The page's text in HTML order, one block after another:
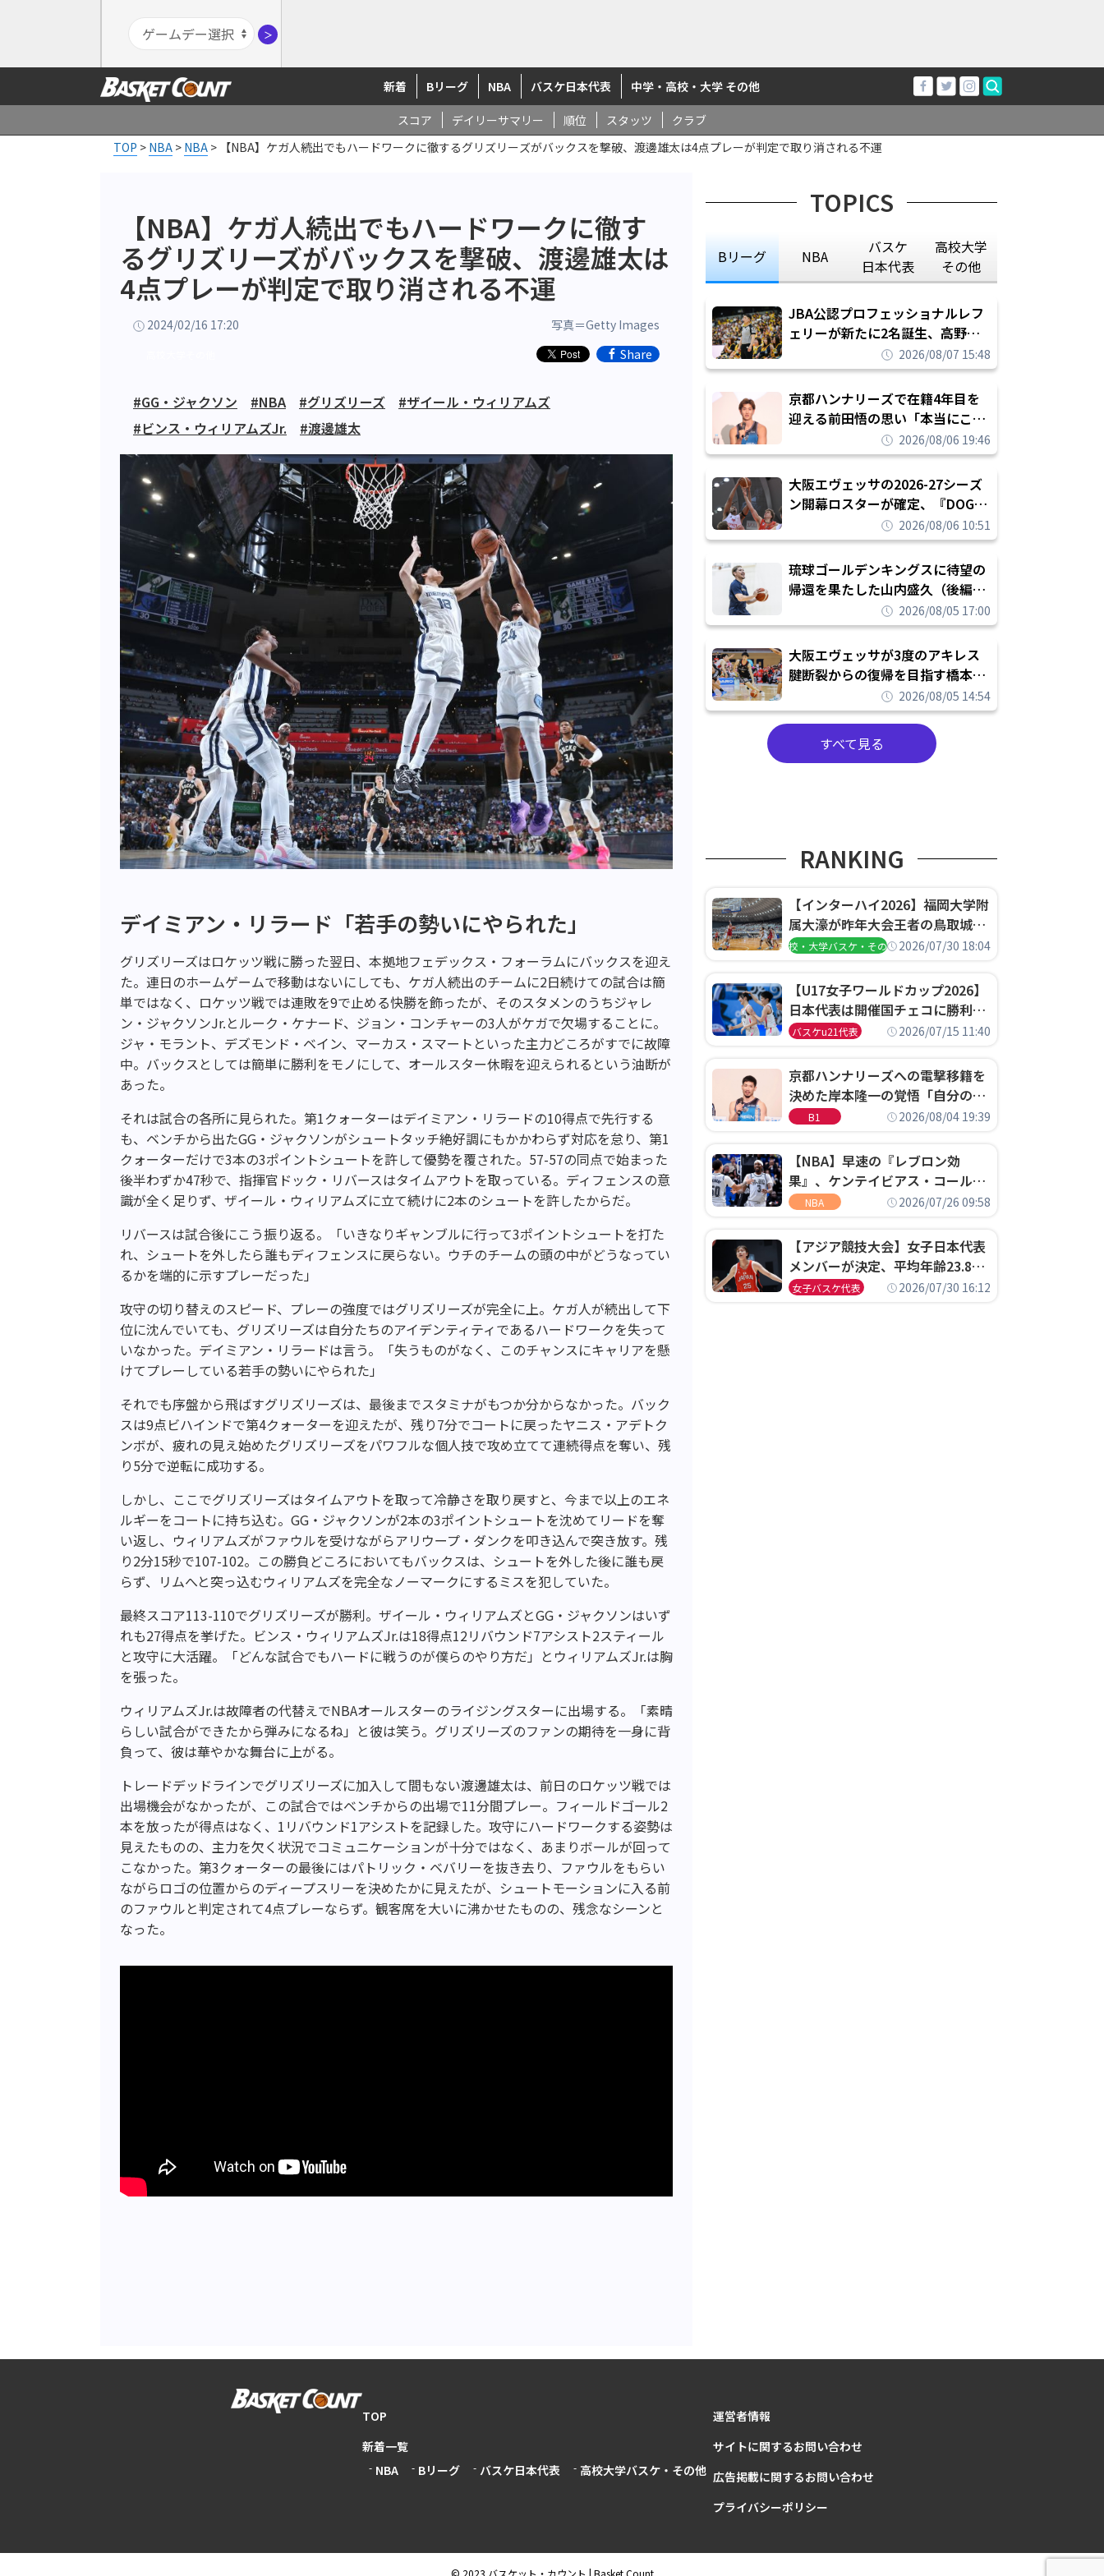
＞
新着 Bリーグ NBA バスケ日本代表 中学・高校・大学 その他
スコア デイリーサマリー 順位 スタッツ
クラブ
TOP > NBA > NBA > 【NBA】ケガ人続出でもハードワークに徹するグリズリーズがバックスを撃破、渡邊雄太は4点プレーが判定で取り消される不運
【NBA】ケガ人続出でもハードワークに徹す
るグリズリーズがバックスを撃破、渡邊雄太は
4点プレーが判定で取り消される不運
2024/02/16 17:20 写真＝Getty Images
Share
#GG・ジャクソン #NBA #グリズリーズ
#ザイール・ウィリアムズ
#ビンス・ウィリアムズJr.
#渡邊雄太
デイミアン・リラード「若手の勢いにやられた」
グリズリーズはロケッツ戦に勝った翌日、本拠地フェデックス・フォーラムにバックスを迎え
た。連日のホームゲームで移動はないにしても、ケガ人続出のチームに2日続けての試合は簡
単ではなく、ロケッツ戦では連敗を9で止める快勝を飾ったが、そのスタメンのうちジャレ
ン・ジャクソンJr.とルーク・ケナード、ジョン・コンチャーの3人がケガで欠場することに。
ジャ・モラント、デズモンド・ベイン、マーカス・スマートといった主力どころがすでに故障
中。バックスとしては簡単に勝利をモノにして、オールスター休暇を迎えられるという油断が
あった。
それは試合の各所に見られた。第1クォーターはデイミアン・リラードの10得点で先行する
も、ベンチから出たGG・ジャクソンがシュートタッチ絶好調にもかかわらず対応を怠り、第1
クォーターだけで3本の3ポイントシュートを許して優勢を覆された。57-57の同点で始まった
後半わずか47秒で、指揮官ドック・リバースはタイムアウトを取っている。ディフェンスの意
識が全く足りず、ザイール・ウィリアムズに立て続けに2本のシュートを許したからだ。
リバースは試合後にこう振り返る。「いきなりギャンブルに行って3ポイントシュートを打た
れ、シュートを外したら誰もディフェンスに戻らない。ウチのチームの頭の中がどうなってい
るかを端的に示すプレーだった」
攻守の切り替えのスピード、プレーの強度ではグリズリーズが完全に上。ケガ人が続出して下
位に沈んでいても、グリズリーズは自分たちのアイデンティティであるハードワークを失って
いなかった。デイミアン・リラードは言う。「失うものがなく、このチャンスにキャリアを懸
けてプレーしている若手の勢いにやられた」
それでも序盤から飛ばすグリズリーズは、最後までスタミナがもつか分からなかった。バック
スは9点ビハインドで第4クォーターを迎えたが、残り7分でコートに戻ったヤニス・アデトク
ンボが、疲れの見え始めたグリズリーズをパワフルな個人技で攻め立てて連続得点を奪い、残
り5分で逆転に成功する。
しかし、ここでグリズリーズはタイムアウトを取って冷静さを取り戻すと、今まで以上のエネ
ルギーをコートに持ち込む。GG・ジャクソンが2本の3ポイントシュートを沈めてリードを奪
い返し、ウィリアムズがファウルを受けながらアリウープ・ダンクを叩き込んで突き放す。残
り2分15秒で107-102。この勝負どころにおいてもバックスは、シュートを外した後に誰も戻
らず、リムへと突っ込むウィリアムズを完全なノーマークにするミスを犯していた。
最終スコア113-110でグリズリーズが勝利。ザイール・ウィリアムズとGG・ジャクソンはいず
れも27得点を挙げた。ビンス・ウィリアムズJr.は18得点12リバウンド7アシスト2スティール
と攻守に大活躍。「どんな試合でもハードに戦うのが僕らのやり方だ」とウィリアムズJr.は胸
を張った。
ウィリアムズJr.は故障者の代替えでNBAオールスターのライジングスターに出場する。「素晴
らしい試合ができたから弾みになるね」と彼は笑う。グリズリーズのファンの期待を一身に背
負って、彼は華やかな舞台に上がる。
トレードデッドラインでグリズリーズに加入して間もない渡邊雄太は、前日のロケッツ戦では
出場機会がなかったが、この試合ではベンチからの出場で11分間プレー。フィールドゴール2
本を放ったが得点はなく、1リバウンド1アシストを記録した。攻守にハードワークする姿勢は
見えたものの、主力を欠く状況でコミュニケーションが十分ではなく、あまりボールが回って
こなかった。第3クォーターの最後にはパトリック・ベバリーを抜き去り、ファウルをもらい
ながらロゴの位置からのディープスリーを決めたかに見えたが、シュートモーションに入る前
のファウルと判定されて4点プレーならず。観客席を大いに沸かせたものの、残念なシーンと
なった。
TOPICS
Bリーグ NBA
バスケ
日本代表
高校大学
その他
JBA公認プロフェッショナルレフ
ェリーが新たに2名誕生、高野晃
平は16年間続けた会社員生活に別
れを告げてプロ転向を決断
2026/08/07 15:48
京都ハンナリーズで在籍4年目を
迎える前田悟の思い「本当にこの
チームで勝ちたい、負けたまま舐
められたまま終わりたくない」
2026/08/06 19:46
大阪エヴェッサの2026-27シーズ
ン開幕ロスターが確定、『DOG
FIGHT』のチームカルチャーを推
し進めて結果を求めるシーズンへ
2026/08/06 10:51
琉球ゴールデンキングスに待望の
帰還を果たした山内盛久（後編）
「1人のウチナーンチュとしてみ
んなが誇りに思えるチームにして
いく」
2026/08/05 17:00
大阪エヴェッサが3度のアキレス
腱断裂からの復帰を目指す橋本拓
哉と契約を締結「もう一度コート
に立ちたい」
2026/08/05 14:54
すべて見る
RANKING
【インターハイ2026】福岡大学附
属大濠が昨年大会王者の鳥取城北
を撃破、大阪薫英女学院は岐阜女
高校・大学バスケ・その他2026/07/30 18:04
【U17女子ワールドカップ2026】
日本代表は開催国チェコに勝利し
て予選グループ3連勝で首位通
決定
バスケu21代表 2026/07/15 11:40
京都ハンナリーズへの電撃移籍を
決めた岸本隆一の覚悟「自分のエ
ゴというちっぽけなことのため
B1 2026/08/04 19:39
【NBA】早速の『レブロン効
果』、ケンテイビアス・コールド
ウェル・ポープがセブンティシク
NBA 2026/07/26 09:58
【アジア競技大会】女子日本代表
メンバーが決定、平均年齢23.8歳
のフレッシュなメンバーが日本開
女子バスケ代表 2026/07/30 16:12
TOP
新着一覧
NBA
Bリーグ バスケ日本代表 高校大学バスケ・その他
運営者情報
サイトに関するお問い合わせ
広告掲載に関するお問い合わせ
プライバシーポリシー
© 2023 バスケット・カウント | Basket Count